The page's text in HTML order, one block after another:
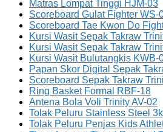
Matras Lompat Tinggi HJM-03
Scoreboard Gulat Fighter WS-
Scoreboard Tae Kwon Do
Kursi Wasit Sepak Takraw
Kursi Wasit Sepak Takraw
Kursi Wasit Bulutangkis KWB-
Papan Skor Digital Sepak
Scoreboard Sepak Takraw
Ring Basket Formal RBF-18
Antena Bola Voli Trinity AV-02
Tolak Peluru Stainless Steel
Tolak Peluru Penjas Kids